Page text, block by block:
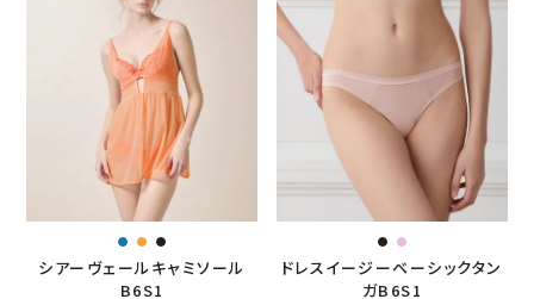
シアーヴェールキャミソール
B6S1
ドレスイージーベーシックタン
ガB6S1